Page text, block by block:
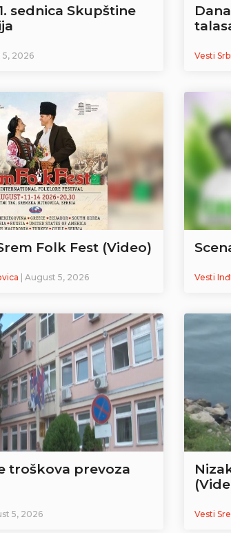
sednica Skupštine
5, 2026 Vesti
Folk Fest (Video)
| August 5, 2026 Vesti
troškova prevoza
5, 2026 Vesti